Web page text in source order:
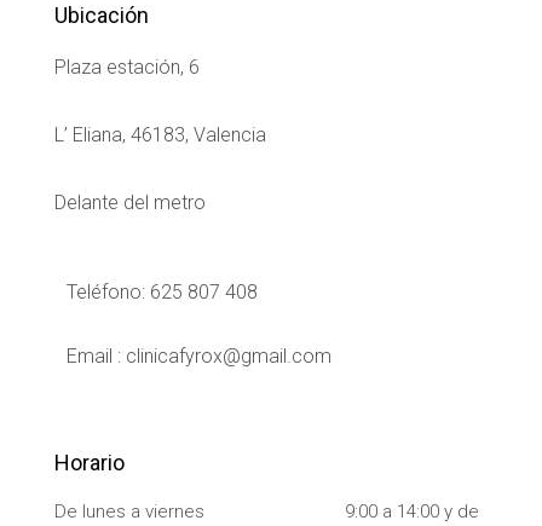
Ubicación
Plaza estación, 6
L’ Eliana, 46183, Valencia
Delante del metro
Teléfono: 625 807 408
Email : clinicafyrox@gmail.com
Horario
De lunes a viernes 9:00 a 14:00 y de